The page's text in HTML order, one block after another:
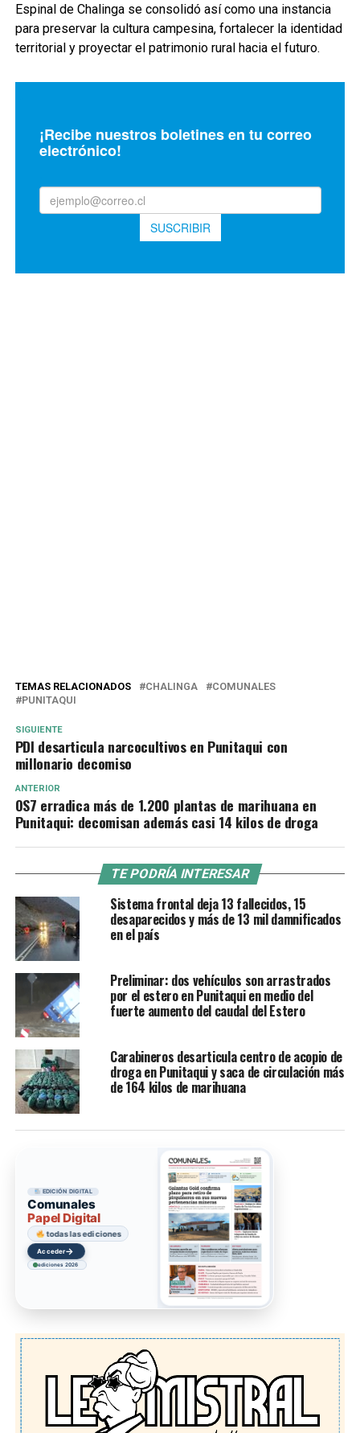
Espinal de Chalinga se consolidó así como una instancia
para preservar la cultura campesina, fortalecer la identidad
territorial y proyectar el patrimonio rural hacia el futuro.
TEMAS RELACIONADOS CHALINGA
COMUNALES
PUNITAQUI
SIGUIENTE
PDI desarticula narcocultivos en Punitaqui con
millonario decomiso
ANTERIOR
OS7 erradica más de 1.200 plantas de marihuana en
Punitaqui: decomisan además casi 14 kilos de droga
TE PODRÍA INTERESAR
Sistema frontal deja 13 fallecidos, 15
desaparecidos y más de 13 mil damnificados
en el país
Preliminar: dos vehículos son arrastrados
por el estero en Punitaqui en medio del
fuerte aumento del caudal del Estero
Carabineros desarticula centro de acopio de
droga en Punitaqui y saca de circulación más
de 164 kilos de marihuana
EDICIÓN DIGITAL
Comunales
Papel Digital
todas las ediciones
Acceder→
ediciones 2026